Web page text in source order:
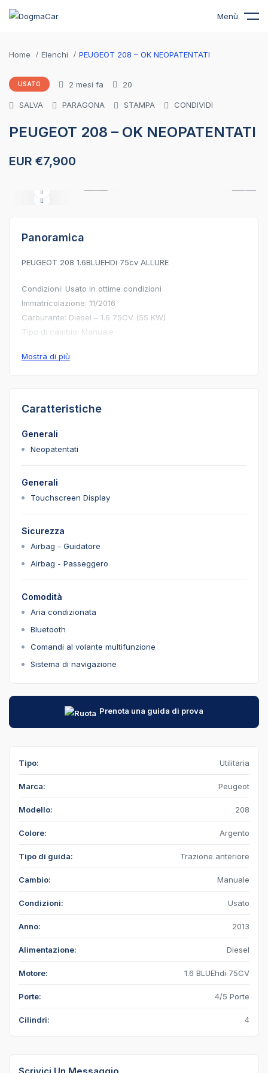
Menù
Home Elenchi PEUGEOT 208 – OK NEOPATENTATI
USATO 2 mesi fa 20
SALVA PARAGONA STAMPA CONDIVIDI
PEUGEOT 208 – OK NEOPATENTATI
EUR €7,900
Panoramica
PEUGEOT 208 1.6BLUEHDi 75cv ALLURE
Condizioni: Usato in ottime condizioni
Immatricolazione: 11/2016
Carburante: Diesel – 1.6 75CV (55 KW)
Tipo di cambio: Manuale
✅ OK NEOPATENTATI 🆗
Mostra di più
Caratteristiche
Generali
Neopatentati
Generali
Touchscreen Display
Sicurezza
Airbag - Guidatore
Airbag - Passeggero
Comodità
Aria condizionata
Bluetooth
Comandi al volante multifunzione
Sistema di navigazione
Prenota una guida di prova
Tipo: Utilitaria
Marca: Peugeot
Modello: 208
Colore: Argento
Tipo di guida: Trazione anteriore
Cambio: Manuale
Condizioni: Usato
Anno: 2013
Alimentazione: Diesel
Motore: 1.6 BLUEhdi 75CV
Porte: 4/5 Porte
Cilindri: 4
Scrivici Un Messaggio